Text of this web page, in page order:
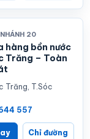
20
hàng bồn nước
Trăng – Toàn
Trăng, T.Sóc
557
Chỉ đường